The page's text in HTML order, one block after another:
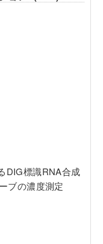
DIG標識RNA合成
ブの濃度測定